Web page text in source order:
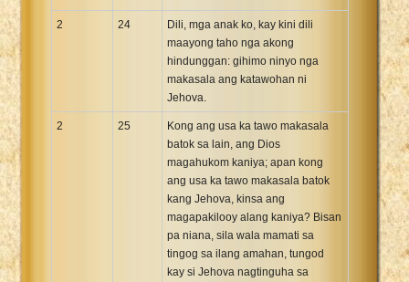
2 24
Dili, mga anak ko, kay kini dili
maayong taho nga akong
hindunggan: gihimo ninyo nga
makasala ang katawohan ni
Jehova.
2 25
Kong ang usa ka tawo makasala
batok sa lain, ang Dios
magahukom kaniya; apan kong
ang usa ka tawo makasala batok
kang Jehova, kinsa ang
magapakilooy alang kaniya? Bisan
pa niana, sila wala mamati sa
tingog sa ilang amahan, tungod
kay si Jehova nagtinguha sa